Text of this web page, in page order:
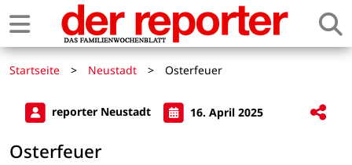
Startseite > Neustadt > Osterfeuer
reporter Neustadt 16. April 2025
Osterfeuer